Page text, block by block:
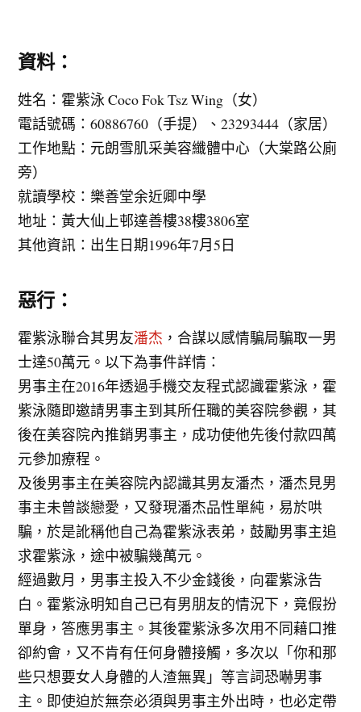
資料：
姓名：霍紫泳 Coco Fok Tsz Wing（女）
電話號碼：60886760（手提）、23293444（家居）
工作地點：元朗雪肌采美容纖體中心（大棠路公廁
旁）
就讀學校：樂善堂余近卿中學
地址：黃大仙上邨達善樓38樓3806室
其他資訊：出生日期1996年7月5日
惡行：
霍紫泳聯合其男友潘杰 ，合謀以感情騙局騙取一男
士達50萬元。以下為事件詳情：
男事主在2016年透過手機交友程式認識霍紫泳，霍
紫泳隨即邀請男事主到其所任職的美容院參觀，其
後在美容院內推銷男事主，成功使他先後付款四萬
元參加療程。
及後男事主在美容院內認識其男友潘杰，潘杰見男
事主未曾談戀愛，又發現潘杰品性單純，易於哄
騙，於是訛稱他自己為霍紫泳表弟，鼓勵男事主追
求霍紫泳，途中被騙幾萬元。
經過數月，男事主投入不少金錢後，向霍紫泳告
白。霍紫泳明知自己已有男朋友的情況下，竟假扮
單身，答應男事主。其後霍紫泳多次用不同藉口推
卻約會，又不肯有任何身體接觸，多次以「你和那
些只想要女人身體的人渣無異」等言詞恐嚇男事
主。即使迫於無奈必須與男事主外出時，也必定帶